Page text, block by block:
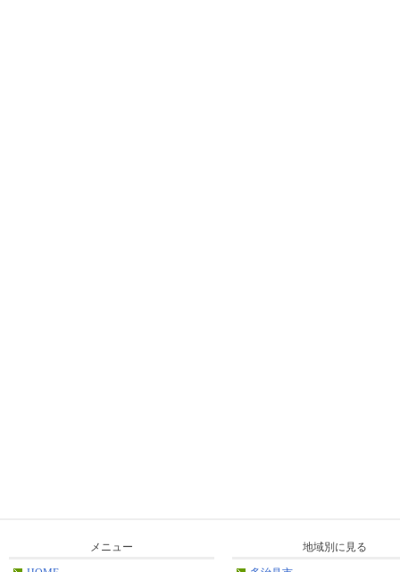
メニュー 地域別に見る